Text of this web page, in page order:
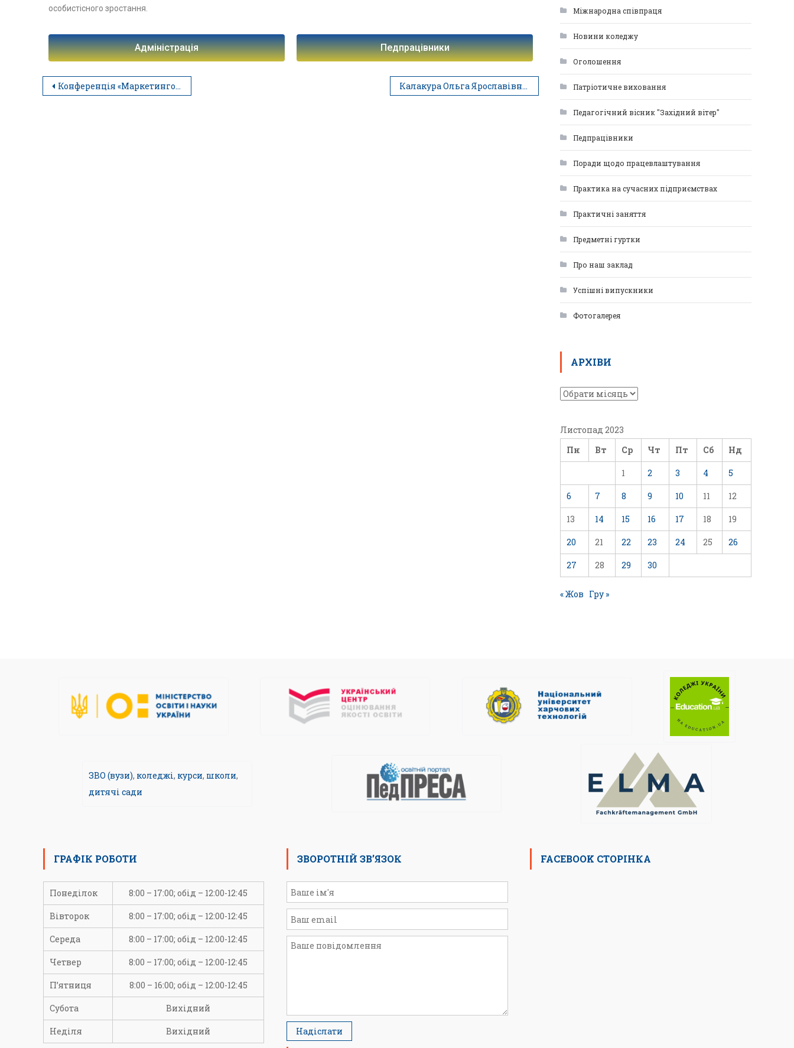
особистісного зростання.
Адміністрація Педпрацівники
Конференція «Маркетингова освіта – шлях до успіху» Калакура Ольга Ярославівна
Міжнародна співпраця
Новини коледжу
Оголошення
Патріотичне виховання
Педагогічний вісник "Західний вітер"
Педпрацівники
Поради щодо працевлаштування
Практика на сучасних підприємствах
Практичні заняття
Предметні гуртки
Про наш заклад
Успішні випускники
Фотогалерея
АРХІВИ
Листопад 2023
Пн
Вт Ср Чт Пт Сб Нд
1 2 3 4 5
6 7 8 9 10 11 12
13 14 15 16 17 18 19
20 21 22 23 24 25 26
27 28 29 30
« Жов Гру »
ЗВО (вузи), коледжі, курси, школи,
дитячі сади
ГРАФІК РОБОТИ
Понеділок 8:00 – 17:00; обід – 12:00-12:45
Вівторок 8:00 – 17:00; обід – 12:00-12:45
Середа 8:00 – 17:00; обід – 12:00-12:45
Четвер 8:00 – 17:00; обід – 12:00-12:45
П’ятниця 8:00 – 16:00; обід – 12:00-12:45
Субота Вихідний
Неділя Вихідний
ЗВОРОТНІЙ ЗВ’ЯЗОК FACEBOOK СТОРІНКА